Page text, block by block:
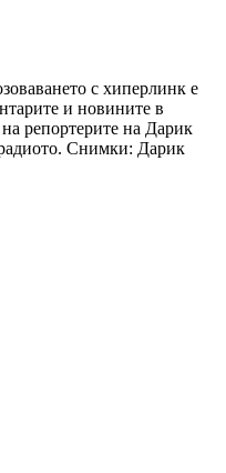
с хиперлинк е
и новините в
репортерите на Дарик
Снимки: Дарик